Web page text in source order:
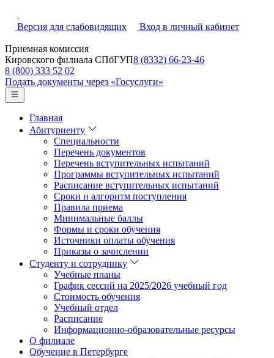
Версия для слабовидящих Вход в личный кабинет
Приемная комиссия
Кировского филиала СПбГУП8 (8332) 66-23-46
8 (800) 333 52 02
Подать документы через «Госуслуги»
Главная
Абитуриенту
Специальности
Перечень документов
Перечень вступительных испытаний
Программы вступительных испытаний
Расписание вступительных испытаний
Сроки и алгоритм поступления
Правила приема
Минимальные баллы
Формы и сроки обучения
Источники оплаты обучения
Приказы о зачислении
Студенту и сотруднику
Учебные планы
График сессий на 2025/2026 учебный год
Стоимость обучения
Учебный отдел
Расписание
Информационно-образовательные ресурсы
О филиале
Обучение в Петербурге